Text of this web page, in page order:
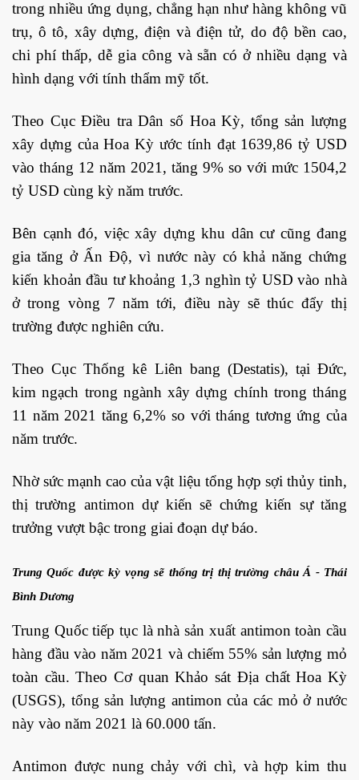
trong nhiều ứng dụng, chẳng hạn như hàng không vũ
trụ, ô tô, xây dựng, điện và điện tử, do độ bền cao,
chi phí thấp, dễ gia công và sẵn có ở nhiều dạng và
hình dạng với tính thẩm mỹ tốt.
Theo Cục Điều tra Dân số Hoa Kỳ, tổng sản lượng
xây dựng của Hoa Kỳ ước tính đạt 1639,86 tỷ USD
vào tháng 12 năm 2021, tăng 9% so với mức 1504,2
tỷ USD cùng kỳ năm trước.
Bên cạnh đó, việc xây dựng khu dân cư cũng đang
gia tăng ở Ấn Độ, vì nước này có khả năng chứng
kiến ​​khoản đầu tư khoảng 1,3 nghìn tỷ USD vào nhà
ở trong vòng 7 năm tới, điều này sẽ thúc đẩy thị
trường được nghiên cứu.
Theo Cục Thống kê Liên bang (Destatis), tại Đức,
kim ngạch trong ngành xây dựng chính trong tháng
11 năm 2021 tăng 6,2% so với tháng tương ứng của
năm trước.
Nhờ sức mạnh cao của vật liệu tổng hợp sợi thủy tinh,
thị trường antimon dự kiến ​​sẽ chứng kiến ​​sự tăng
trưởng vượt bậc trong giai đoạn dự báo.
Trung Quốc được kỳ vọng sẽ thống trị thị trường châu Á - Thái
Bình Dương
Trung Quốc tiếp tục là nhà sản xuất antimon toàn cầu
hàng đầu vào năm 2021 và chiếm 55% sản lượng mỏ
toàn cầu. Theo Cơ quan Khảo sát Địa chất Hoa Kỳ
(USGS), tổng sản lượng antimon của các mỏ ở nước
này vào năm 2021 là 60.000 tấn.
Antimon được nung chảy với chì, và hợp kim thu